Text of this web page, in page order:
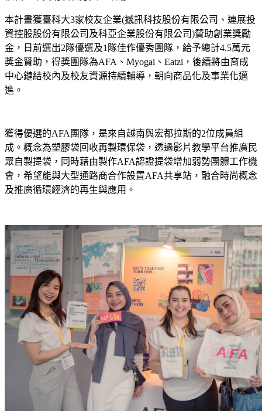
本計畫獲臺科大3家校友企業(撼訊科技股份有限公司、連展投
資控股股份有限公司及科亞企業股份有限公司)贊助創業獎勵
金，日前選出2隊優選及1隊佳作優秀團隊，給予總計4.5萬元
獎金贊助，得獎團隊為AFA、Myogai、Eatzi，後續將由育成
中心鏈結校內及校友資源持續輔導，朝向商品化及事業化邁
進。
獲得優選的AFA團隊，是來自越南與宏都拉斯的2位成員組
成。概念為塑膠袋回收再製環保袋，透過影片教學平台推廣民
眾自製提袋，同時藉由製作AFA認證提袋增加弱勢團體工作機
會，希望能與大型通路商合作設置AFA共享站，融合時尚概念
及推廣循環經濟的再生與應用。